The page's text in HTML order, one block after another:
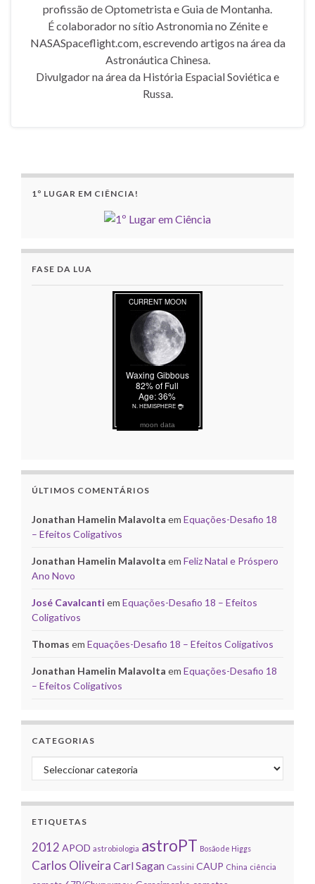
profissão de Optometrista e Guia de Montanha.
É colaborador no sítio Astronomia no Zénite e
NASASpaceflight.com, escrevendo artigos na área da
Astronáutica Chinesa.
Divulgador na área da História Espacial Soviética e
Russa.
1º LUGAR EM CIÊNCIA!
FASE DA LUA
moon data
ÚLTIMOS COMENTÁRIOS
Jonathan Hamelin Malavolta em Equações-Desafio 18
– Efeitos Coligativos
Jonathan Hamelin Malavolta em Feliz Natal e Próspero
Ano Novo
José Cavalcanti em Equações-Desafio 18 – Efeitos
Coligativos
Thomas em Equações-Desafio 18 – Efeitos Coligativos
Jonathan Hamelin Malavolta em Equações-Desafio 18
– Efeitos Coligativos
CATEGORIAS
Categorias
ETIQUETAS
2012 APOD astrobiologia astroPT Bosão de Higgs
Carlos Oliveira Carl Sagan Cassini CAUP China ciência